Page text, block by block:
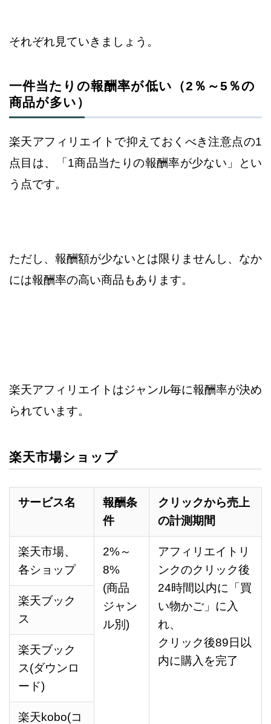
それぞれ見ていきましょう。
一件当たりの報酬率が低い（2％～5％の
商品が多い）
楽天アフィリエイトで抑えておくべき注意点の1
点目は、「1商品当たりの報酬率が少ない」とい
う点です。
ただし、報酬額が少ないとは限りませんし、なか
には報酬率の高い商品もあります。
楽天アフィリエイトはジャンル毎に報酬率が決め
られています。
楽天市場ショップ
サービス名
報酬条
件
クリックから売上
の計測期間
楽天市場、
各ショップ
2%～
8%
(商品
ジャン
ル別)
アフィリエイトリ
ンクのクリック後
24時間以内に「買
い物かご」に入
れ、
クリック後89日以
内に購入を完了
楽天ブック
ス
楽天ブック
ス(ダウンロ
ード)
楽天kobo(コ